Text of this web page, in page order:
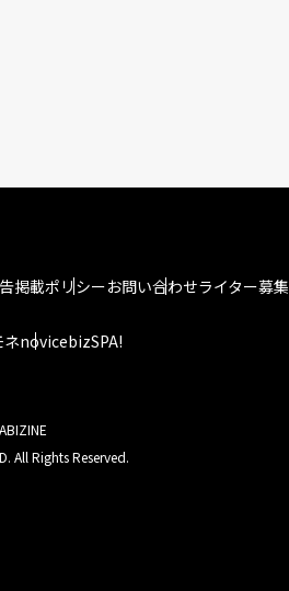
掲載ポリシーお問い合わせライター募集
novicebizSPA!
All Rights Reserved.